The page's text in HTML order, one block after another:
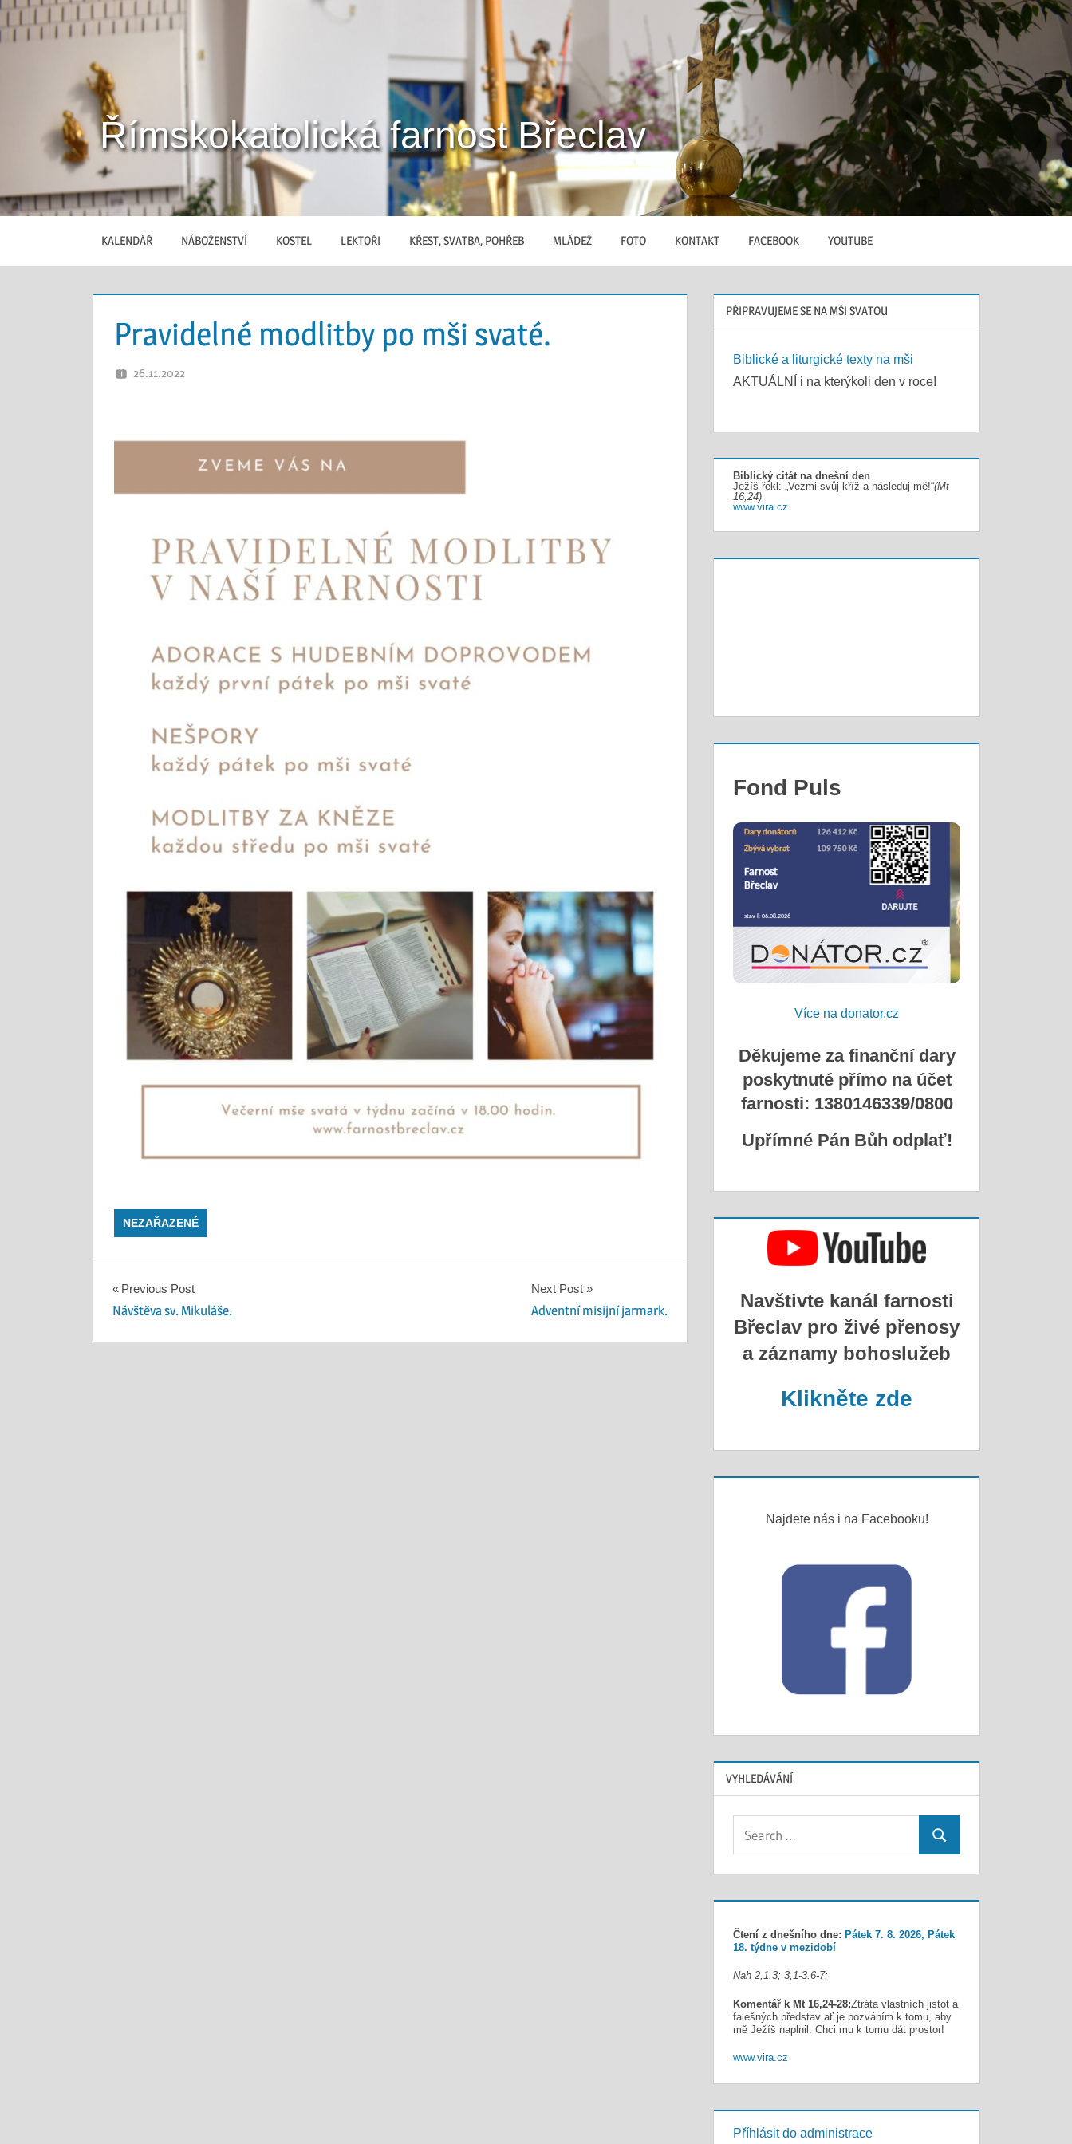
Skip
to
Římskokatolická farnost Břeclav
Stránky
farnosti
Břeclav
KALENDÁŘ
NÁBOŽENSTVÍ KOSTEL LEKTOŘI KŘEST, SVATBA, POHŘEB MLÁDEŽ FOTO KONTAKT FACEBOOK YOUTUBE
Pravidelné modlitby po mši svaté.
26.11.2022
NEZAŘAZENÉ
Navigace
Previous Post
Návštěva sv. Mikuláše.
Next Post
Adventní misijní jarmark.
PŘIPRAVUJEME SE NA MŠI SVATOU
Biblické a liturgické texty na mši
AKTUÁLNÍ i na kterýkoli den v roce!
Biblický citát na dnešní den
Ježíš řekl: „Vezmi svůj kříž a následuj mě!“(Mt
16,24)
www.vira.cz
Fond Puls
Více na donator.cz
Děkujeme za finanční dary
poskytnuté přímo na účet
farnosti: 1380146339/0800
Upřímné Pán Bůh odplať!
Navštivte kanál farnosti
Břeclav pro živé přenosy
a záznamy bohoslužeb
Klikněte zde
Najdete nás i na Facebooku!
VYHLEDÁVÁNÍ
Search
Čtení z dnešního dne:Pátek 7. 8. 2026, Pátek
18. týdne v mezidobí
Nah 2,1.3; 3,1-3.6-7;
Komentář k Mt 16,24-28:Ztráta vlastních jistot a
falešných představ ať je pozváním k tomu, aby
mě Ježíš naplnil. Chci mu k tomu dát prostor!
www.vira.cz
Příhlásit do administrace